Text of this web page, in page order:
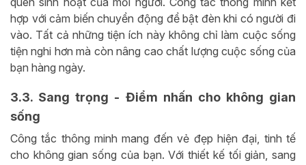
hợp với cảm biến chuyển động để bật đèn khi có người đi
vào. Tất cả những tiện ích này không chỉ làm cuộc sống
tiện nghi hơn mà còn nâng cao chất lượng cuộc sống của
bạn hàng ngày.
3.3. Sang trọng - Điểm nhấn cho không gian
sống
Công tắc thông minh mang đến vẻ đẹp hiện đại, tinh tế
cho không gian sống của bạn. Với thiết kế tối giản, sang